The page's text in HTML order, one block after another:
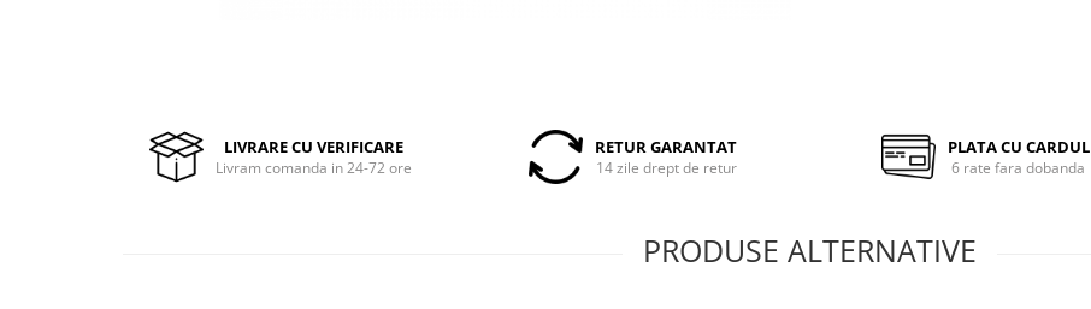
Motoare electrice
LIVRARE CU VERIFICARE
Livram comanda in 24-72 ore
RETUR GARANTAT
14 zile drept de retur
PLATA CU CARDUL
6 rate fara dobanda
PRODUSE ALTERNATIVE